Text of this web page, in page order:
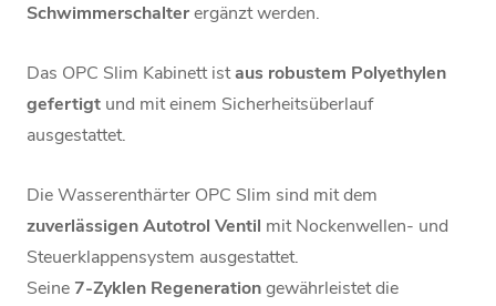
Schwimmerschalterergänzt werden.
Das OPC Slim Kabinett istaus robustem Polyethylen
gefertigt und mit einem Sicherheitsüberlauf
ausgestattet.
Die Wasserenthärter OPC Slim sind mit dem
zuverlässigen Autotrol Ventil mit Nockenwellen- und
Steuerklappensystem ausgestattet.
Seine 7-Zyklen Regenerationgewährleistet die